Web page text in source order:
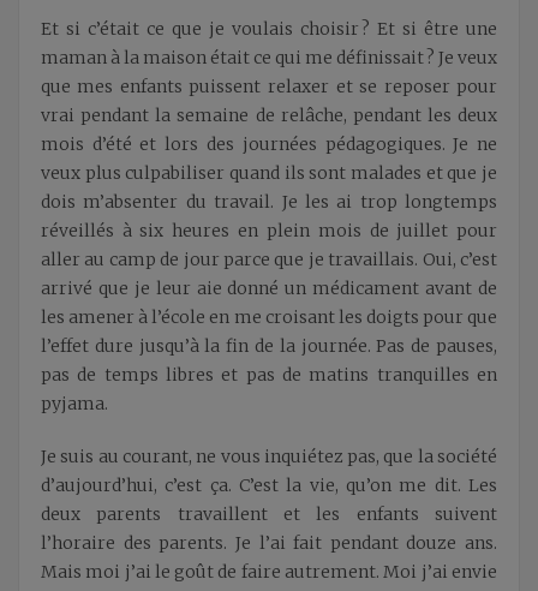
Et si c’était ce que je voulais choisir ? Et si être une
maman à la maison était ce qui me définissait ? Je veux
que mes enfants puissent relaxer et se reposer pour
vrai pendant la semaine de relâche, pendant les deux
mois d’été et lors des journées pédagogiques. Je ne
veux plus culpabiliser quand ils sont malades et que je
dois m’absenter du travail. Je les ai trop longtemps
réveillés à six heures en plein mois de juillet pour
aller au camp de jour parce que je travaillais. Oui, c’est
arrivé que je leur aie donné un médicament avant de
les amener à l’école en me croisant les doigts pour que
l’effet dure jusqu’à la fin de la journée. Pas de pauses,
pas de temps libres et pas de matins tranquilles en
pyjama.
Je suis au courant, ne vous inquiétez pas, que la société
d’aujourd’hui, c’est ça. C’est la vie, qu’on me dit. Les
deux parents travaillent et les enfants suivent
l’horaire des parents. Je l’ai fait pendant douze ans.
Mais moi j’ai le goût de faire autrement. Moi j’ai envie